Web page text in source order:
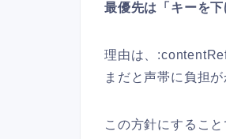
最優先は「キーを
理由は、
まだと声帯に負担
この方針にするこ